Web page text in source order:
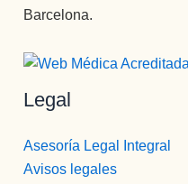
Barcelona.
Legal
Asesoría Legal Integral
Avisos legales